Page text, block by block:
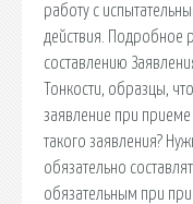
работу с
действия. Подробное
составлению
Тонкости, образцы,
заявление при приеме
такого заявления?
обязательно
обязательным при